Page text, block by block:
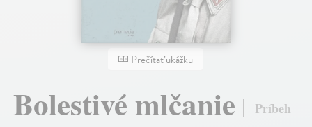
Prečítať ukážku
Bolestivé mlčanie
Príbeh